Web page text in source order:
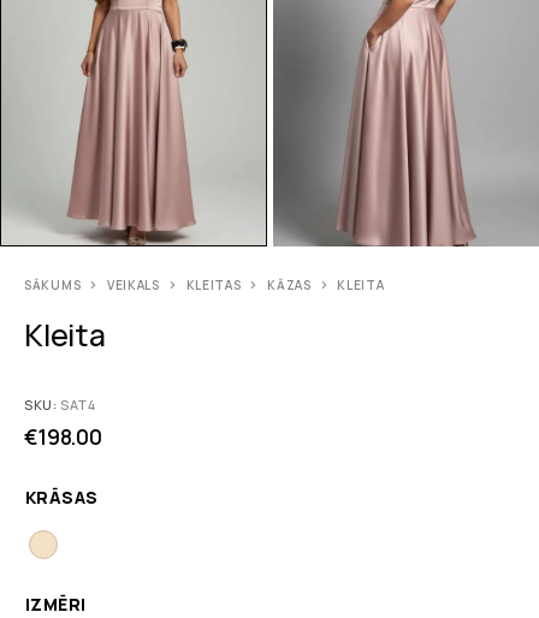
SĀKUMS VEIKALS KLEITAS KĀZAS KLEITA
Kleita
SKU: SAT4
€198.00
KRĀSAS
IZMĒRI